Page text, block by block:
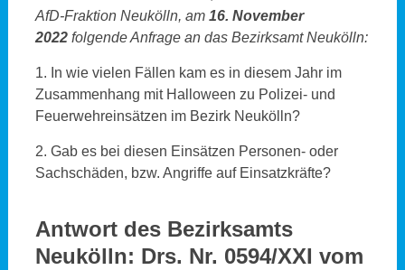
AfD-Fraktion Neukölln, am 16. November
2022folgende Anfrage an das Bezirksamt Neukölln:
1. In wie vielen Fällen kam es in diesem Jahr im
Zusammenhang mit Halloween zu Polizei- und
Feuerwehreinsätzen im Bezirk Neukölln?
2. Gab es bei diesen Einsätzen Personen- oder
Sachschäden, bzw. Angriffe auf Einsatzkräfte?
Antwort des Bezirksamts
Neukölln: Drs. Nr. 0594/XXI vom